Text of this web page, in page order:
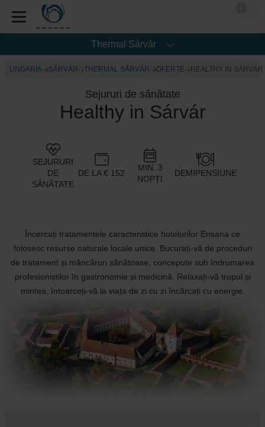
Thermal Sárvár
UNGARIA SÁRVÁR THERMAL SÁRVÁR OFERTE HEALTHY IN SÁRVÁR
Sejururi de sănătate
Healthy in Sárvár
SEJURURI
DE
SĂNĂTATE
DE LA € 152
MIN. 3
NOPȚI
DEMIPENSIUNE
Încercați tratamentele caracteristice hotelurilor Ensana ce
folosesc resurse naturale locale unice. Bucurați-vă de proceduri
de tratament și mâncăruri sănătoase, concepute sub îndrumarea
profesioniștilor în gastronomie și medicină. Relaxați-vă trupul și
mintea, întoarceți-vă la viața de zi cu zi încărcați cu energie.